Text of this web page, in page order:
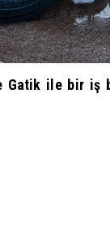
Gatik ile bir